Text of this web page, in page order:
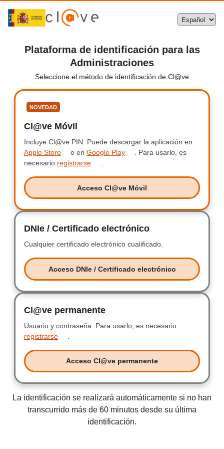
Plataforma de identificación para las
Administraciones
Seleccione el método de identificación de Cl@ve
NOVEDAD
Cl@ve Móvil
Incluye Cl@ve PIN. Incluye Clave PIN.
Puede descargar la aplicación en
Apple Store
o en Google Play
Para usarlo, es
necesario registrarse
Acceso Cl@ve Móvil
Acceso Clave Móvil
DNIe / Certificado electrónicoDNIe /
Cualquier certificado electrónico cualificado.
Acceso DNIe / Certificado electrónico
Acceso DNIe / Certificado
Cl@ve permanenteClave permanente
Usuario y contraseña. Usuario y contraseña.
Para usarlo, es necesario
registrarse
Acceso Cl@ve permanente
Acceso Clave permanente
La identificación se realizará automáticamente si no han
transcurrido más de 60 minutos desde su última
identificación.